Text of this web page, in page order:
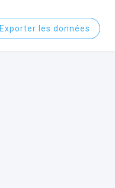
Exporter les données